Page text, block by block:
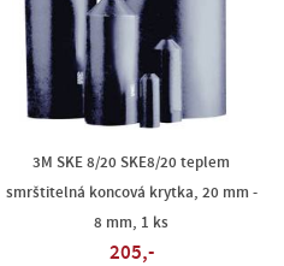
3M SKE 8/20 SKE8/20 teplem
smrštitelná koncová krytka, 20 mm -
8 mm, 1 ks
205,-